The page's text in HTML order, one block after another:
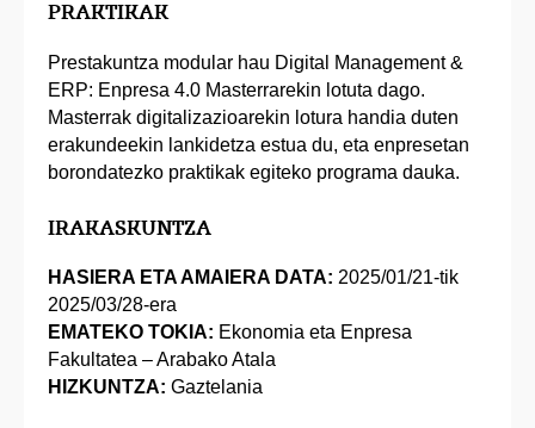
PRAKTIKAK
Prestakuntza modular hau Digital Management &
ERP: Enpresa 4.0 Masterrarekin lotuta dago.
Masterrak digitalizazioarekin lotura handia duten
erakundeekin lankidetza estua du, eta enpresetan
borondatezko praktikak egiteko programa dauka.
IRAKASKUNTZA
HASIERA ETA AMAIERA DATA: 2025/01/21-tik
2025/03/28-era
EMATEKO TOKIA: Ekonomia eta Enpresa
Fakultatea – Arabako Atala
HIZKUNTZA: Gaztelania